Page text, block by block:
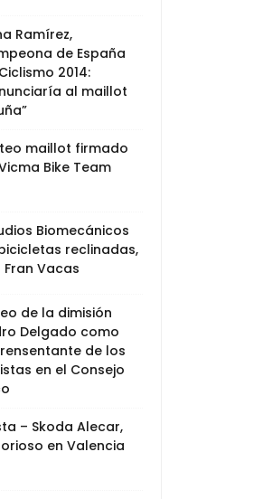
Ramírez,
de España
2014:
al maillot
maillot firmado
Bike Team
Biomecánicos
reclinadas,
Fran Vacas
de la dimisión
Delgado como
de los
en el Consejo
– Skoda Alecar,
en Valencia